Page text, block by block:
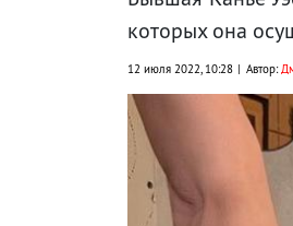
которых она
12 июля 2022, 10:28 Автор: